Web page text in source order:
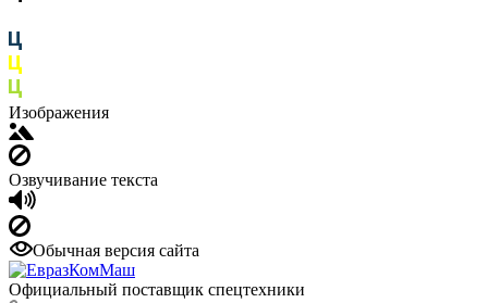
Изображения
Озвучивание текста
Обычная версия сайта
Официальный поставщик спецтехники